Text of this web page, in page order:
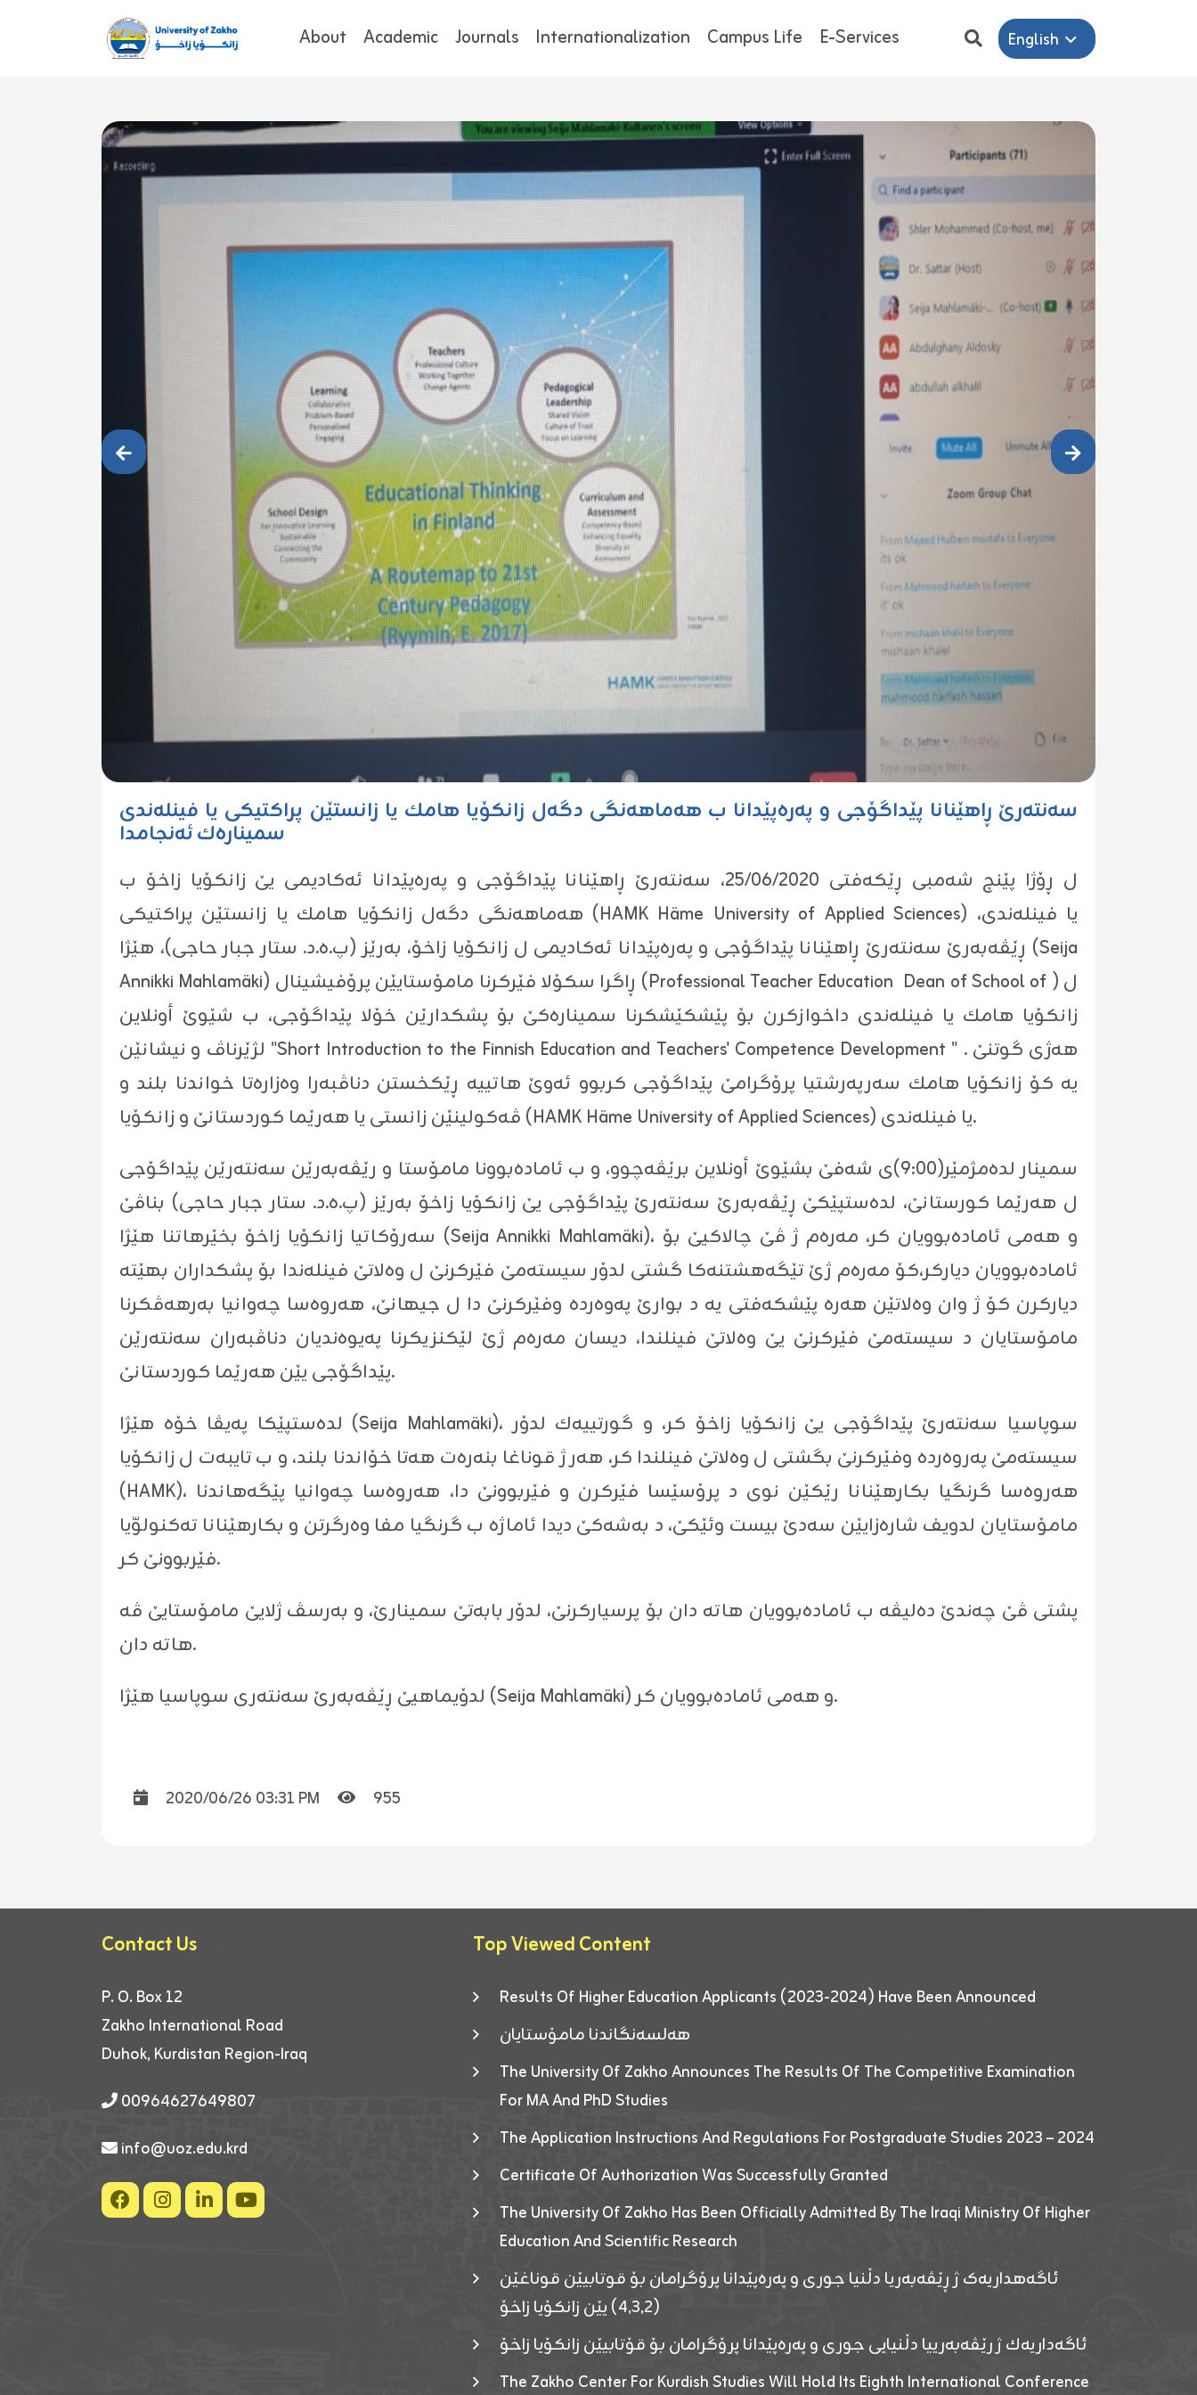
About Academic Journals Internationalization Campus Life E-Services English
سه‌نته‌رێ ڕاهێنانا پێداگۆجى و په‌ره‌پێدانا ب هه‌ماهه‌نگى دگه‌ل زانكۆیا هامك یا زانستێن پراكتیكى یا فینله‌ندى
سمیناره‌ك ئه‌نجامدا
ل ڕۆژا پێنچ شه‌مبى ڕێكه‌فتى 25/06/2020، سه‌نته‌رێ ڕاهێنانا پێداگۆجى و په‌ره‌پێدانا ئه‌كادیمى یێ زانكۆیا زاخۆ ب
هه‌ماهه‌نگى دگه‌ل زانكۆیا هامك یا زانستێن پراكتیكى (HAMK Häme University of Applied Sciences) یا فینله‌ندى،
ڕێڤه‌به‌رێ سه‌نته‌رێ ڕاهێنانا پێداگۆجى و په‌ره‌پێدانا ئه‌كادیمى ل زانكۆیا زاخۆ، به‌رێز (پ.ه.د. ستار جبار حاجی)، هێژا (Seija
Annikki Mahlamäki) ڕاگرا سكۆلا فێركرنا مامۆستایێن پرۆفیشینال (Professional Teacher Education Dean of School of ) ل
زانكۆیا هامك یا فینله‌ندى داخوازكرن بۆ پێشكێشكرنا سمیناره‌كێ بۆ پشكدارێن خۆلا پێداگۆجى، ب شێوێ أونلاین
لژێرناڤ و نیشانێن "Short Introduction to the Finnish Education and Teachers' Competence Development " . هه‌ژى گوتنێ
یه‌ كۆ زانكۆیا هامك سه‌رپه‌رشتیا پرۆگرامێ پێداگۆجى كربوو ئه‌وێ هاتییه‌ ڕێكخستن دناڤبه‌را وه‌زاره‌تا خواندنا بلند و
ڤه‌كولینێن زانستى یا هه‌رێما كوردستانێ و زانكۆیا (HAMK Häme University of Applied Sciences) یا فینله‌ندى.
سمینار لده‌مژمێر(9:00)ى شه‌فێ بشێوێ أونلاین برێڤه‌چوو، و ب ئاماده‌بوونا مامۆستا و رێڤه‌به‌رێن سه‌نته‌رێن پێداگۆجى
ل هه‌رێما كورستانێ، لده‌ستپێكێ ڕێڤه‌به‌رێ سه‌نته‌رێ پێداگۆجى یێ زانكۆیا زاخۆ به‌رێز (پ.ه.د. ستار جبار حاجی) بناڤێ
سه‌رۆكاتیا زانكۆیا زاخۆ بخێرهاتنا هێژا (Seija Annikki Mahlamäki)، و هه‌مى ئاماده‌بوویان كر، مه‌ره‌م ژ ڤێ چالاكیێ بۆ
ئاماده‌بوویان دیاركر،كۆ مه‌ره‌م ژێ تێگه‌هشتنه‌كا گشتى لدۆر سیسته‌مێ فێركرنێ ل وه‌لاتێ فینله‌ندا بۆ پشكداران بهێته‌
دیاركرن كۆ ژ وان وه‌لاتێن هه‌ره‌ پێشكه‌فتى یه‌ د بوارێ په‌وه‌رده‌ وفێركرنێ دا ل جیهانێ، هه‌روه‌سا چه‌وانیا به‌رهه‌ڤكرنا
مامۆستایان د سیسته‌مێ فێركرنێ یێ وه‌لاتێ فینلندا، دیسان مه‌ره‌م ژێ لێكنزیكرنا په‌یوه‌ندیان دناڤبه‌ران سه‌نته‌رێن
پێداگۆجى یێن هه‌رێما كوردستانێ.
لده‌ستپێكا په‌یڤا خۆه‌ هێژا (Seija Mahlamäki)، سوپاسیا سه‌نته‌رێ پێداگۆجى یێ زانكۆیا زاخۆ كر، و گورتییه‌ك لدۆر
سیسته‌مێ په‌روه‌رده‌ وفێركرنێ بگشتى ل وه‌لاتێ فینلندا كر، هه‌ر ژ قوناغا بنه‌ره‌ت هه‌تا خۆاندنا بلند، و ب تایبه‌ت ل زانكۆیا
(HAMK)، هه‌روه‌سا گرنگیا بكارهێنانا رێكێن نوى د پرۆسێسا فێركرن و فێربوونێ دا، هه‌روه‌سا چه‌وانیا پێگه‌هاندنا
مامۆستایان لدویف شاره‌زایێن سه‌دێ بیست وئێكێ، د به‌شه‌كێ دیدا ئاماژه‌ ب گرنگیا مفا وه‌رگرتن و بكارهێنانا ته‌كنولوّیا
فێربوونێ كر.
پشتى ڤێ چه‌ندێ ده‌لیڤه‌ ب ئاماده‌بوویان هاته‌ دان بۆ پرسیاركرنێ، لدۆر بابه‌تێ سمینارێ، و به‌رسڤ ژلایێ مامۆستایێ ڤه‌
هاته‌ دان.
لدۆیماهیێ ڕێڤه‌به‌رێ سه‌نته‌رى سوپاسیا هێژا (Seija Mahlamäki) و هه‌مى ئاماده‌بوویان كر.
2020/06/26 03:31 PM 955
Contact Us
P. O. Box 12
Zakho International Road
Duhok, Kurdistan Region-Iraq
00964627649807
info@uoz.edu.krd
Top Viewed Content
Results Of Higher Education Applicants (2023-2024) Have Been Announced
هەلسەنگاندنا مامۆستایان
The University Of Zakho Announces The Results Of The Competitive Examination
For MA And PhD Studies
The Application Instructions And Regulations For Postgraduate Studies 2023 – 2024
Certificate Of Authorization Was Successfully Granted
The University Of Zakho Has Been Officially Admitted By The Iraqi Ministry Of Higher
Education And Scientific Research
ئاگەهداریەک ژ ڕێڤەبەریا دڵنیا جوری و پەرەپێدانا پرۆگرامان بۆ قوتابیێن قوناغێن
(٤٫٣٫٢) یێن زانکۆیا زاخۆ
ئاگەداریەك ژ رێڤەبەرییا دڵنیایی جوری و پەرەپێدانا پرۆگرامان بۆ قۆتابیێن زانکۆیا زاخۆ
The Zakho Center For Kurdish Studies Will Hold Its Eighth International Conference